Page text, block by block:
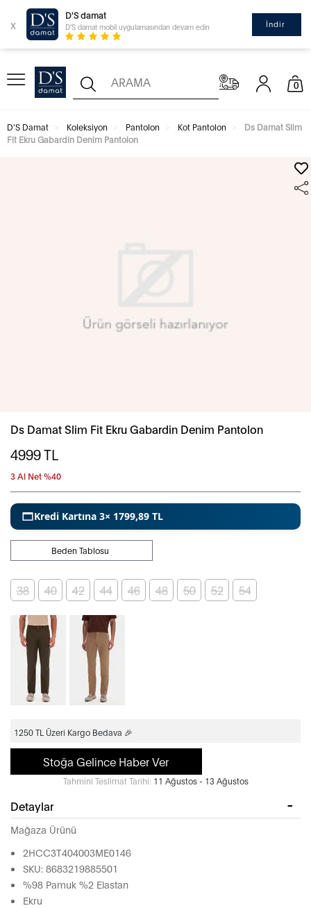
x
D'S damat
D'S damat mobil uygulamasından devam edin İndir
0
D'S Damat Koleksiyon Pantolon Kot Pantolon
Ds Damat Slim
Fit Ekru Gabardin Denim Pantolon
Ds Damat Slim Fit Ekru Gabardin Denim Pantolon
4999TL
3 Al Net %40
Kredi Kartına 3× 1799,89 TL
Beden Tablosu
38 40 42 44 46 48 50 52 54
1250 TL Üzeri Kargo Bedava 🎉
Stoğa Gelince Haber Ver
Tahmini Teslimat Tarihi: 11 Ağustos - 13 Ağustos
Detaylar
Mağaza Ürünü
2HCC3T404003ME0146
SKU: 8683219885501
%98 Pamuk %2 Elastan
Ekru